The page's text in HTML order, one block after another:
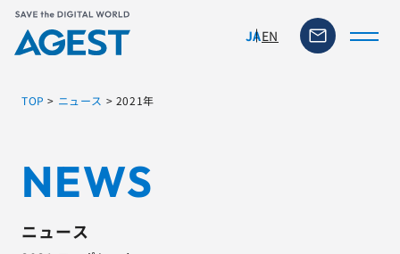
JAEN
TOP > ニュース > 2021年
NEWS
ニュース